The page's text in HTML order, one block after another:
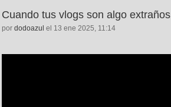
Cuando tus vlogs son algo extraños
por dodoazul el 13 ene 2025, 11:14